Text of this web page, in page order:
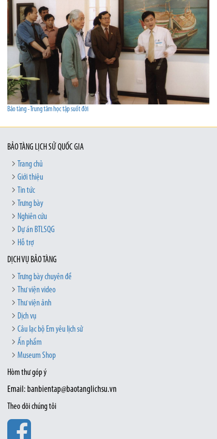
Bảo tàng - Trung tâm học tập suốt đời
BẢO TÀNG LỊCH SỬ QUỐC GIA
Trang chủ
Giới thiệu
Tin tức
Trưng bày
Nghiên cứu
Dự án BTLSQG
Hỗ trợ
DỊCH VỤ BẢO TÀNG
Trưng bày chuyên đề
Thư viện video
Thư viện ảnh
Dịch vụ
Câu lạc bộ Em yêu lịch sử
Ấn phẩm
Museum Shop
Hòm thư góp ý
Email: banbientap@baotanglichsu.vn
Theo dõi chúng tôi